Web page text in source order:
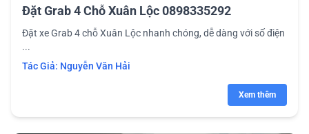
Đặt Grab 4 Chỗ Xuân Lộc 0898335292
Đặt xe Grab 4 chỗ Xuân Lộc nhanh chóng, dễ dàng với số điện
...
Tác Giả: Nguyễn Văn Hải
Xem thêm